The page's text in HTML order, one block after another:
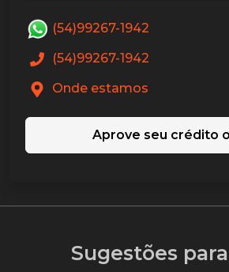
(54)99267-1942
(54)99267-1942
Onde estamos
Aprove seu crédito
Sugestões